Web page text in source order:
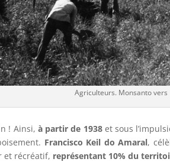
Agriculteurs. Monsanto vers
! Ainsi, à partir de 1938et sous
Francisco Keil do Amaral,
et récréatif, représentant 10% du